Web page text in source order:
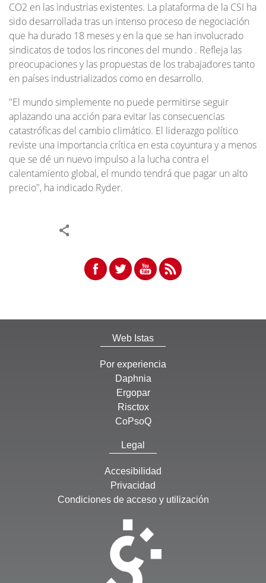
CO2 en las industrias existentes. La plataforma de la CSI ha
sido desarrollada tras un intenso proceso de negociación
que ha durado 18 meses y en la que se han involucrado
sindicatos de todos los rincones del mundo . Refleja las
preocupaciones y las propuestas de los trabajadores tanto
en países industrializados como en desarrollo.
"El mundo simplemente no puede permitirse seguir
aplazando una acción para evitar las consecuencias
catastróficas del cambio climático. El liderazgo político
reviste una importancia crítica en esta coyuntura y a menos
que se dé un nuevo impulso a la lucha contra el
calentamiento global, el mundo tendrá que pagar un alto
precio", ha indicado Ryder.
Web Istas
Por experiencia
Daphnia
Ergopar
Risctox
CoPsoQ
Legal
Accesibilidad
Privacidad
Condiciones de acceso y utilización